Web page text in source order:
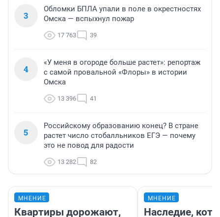
3
Обломки БПЛА упали в поле в окрестностях
Омска — вспыхнул пожар
17 763 39
4
«У меня в огороде больше растет»: репортаж
с самой провальной «Флоры» в истории
Омска
13 396 41
5
Российскому образованию конец? В стране
растет число стобалльников ЕГЭ — почему
это не повод для радости
13 282 82
МНЕНИЕ
Квартиры дорожают,
МНЕНИЕ
Наследие,